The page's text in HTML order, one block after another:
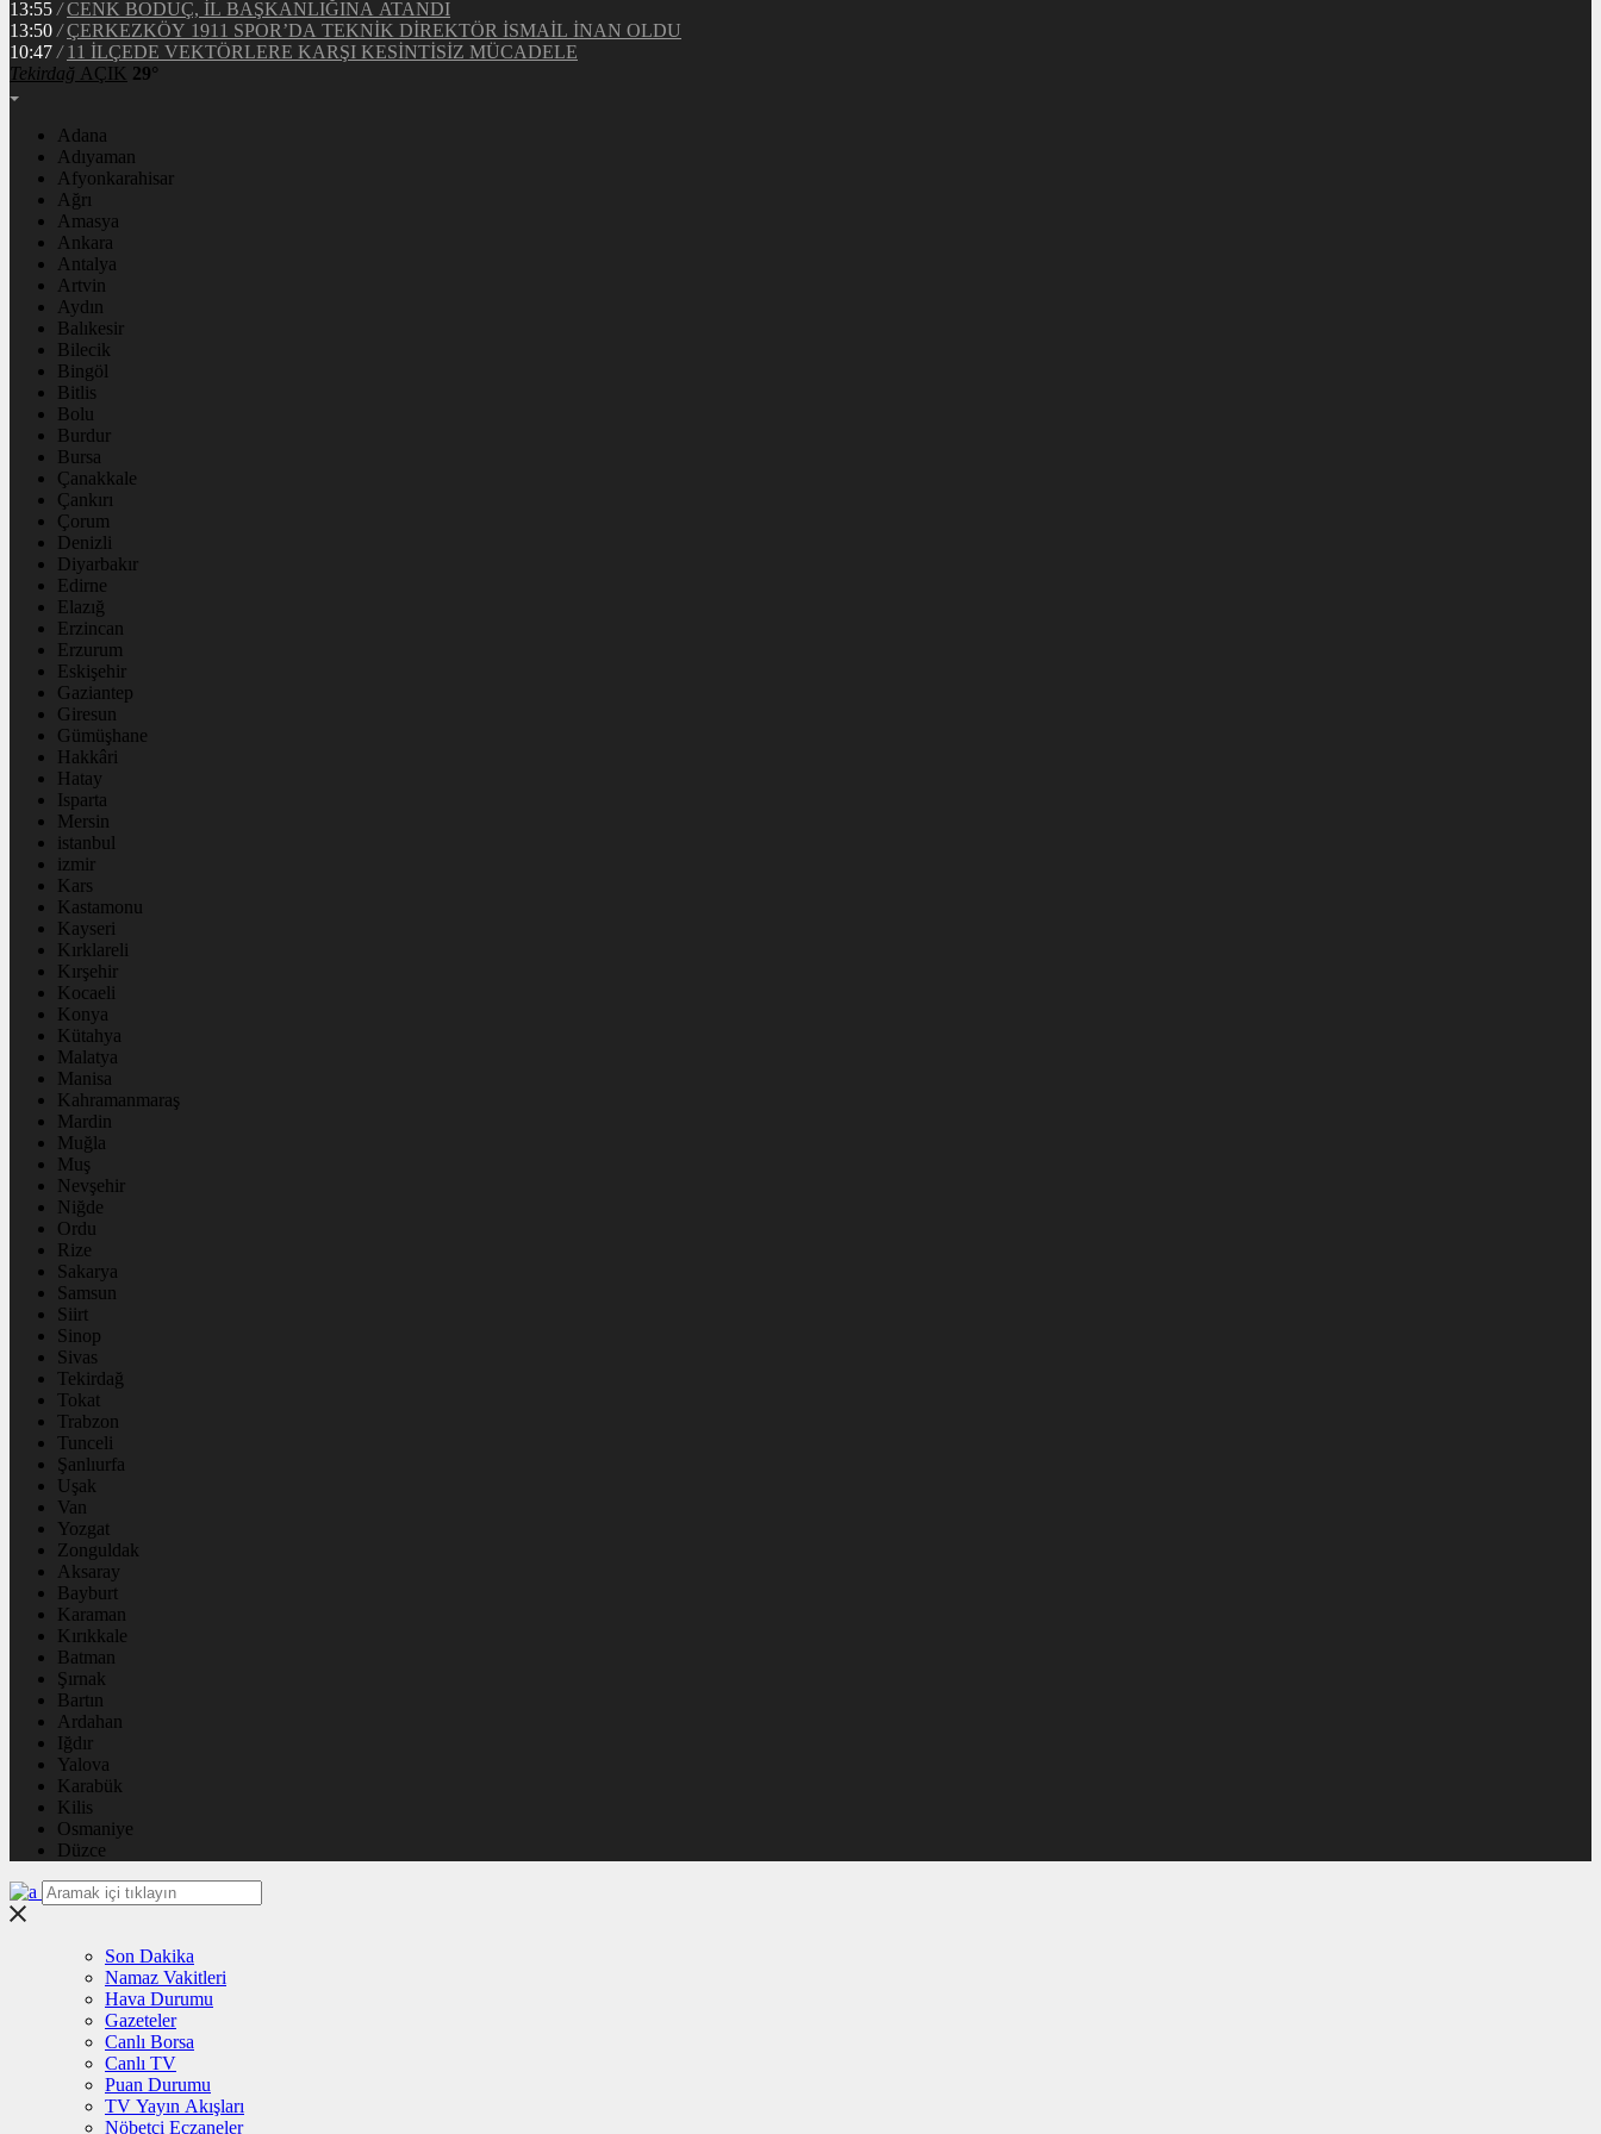
13:55 / CENK BODUÇ, İL BAŞKANLIĞINA ATANDI
13:50 / ÇERKEZKÖY 1911 SPOR’DA TEKNİK DİREKTÖR İSMAİL İNAN OLDU
10:47 / 11 İLÇEDE VEKTÖRLERE KARŞI KESİNTİSİZ MÜCADELE
Tekirdağ AÇIK 29°
Adana
Adıyaman
Afyonkarahisar
Ağrı
Amasya
Ankara
Antalya
Artvin
Aydın
Balıkesir
Bilecik
Bingöl
Bitlis
Bolu
Burdur
Bursa
Çanakkale
Çankırı
Çorum
Denizli
Diyarbakır
Edirne
Elazığ
Erzincan
Erzurum
Eskişehir
Gaziantep
Giresun
Gümüşhane
Hakkâri
Hatay
Isparta
Mersin
istanbul
izmir
Kars
Kastamonu
Kayseri
Kırklareli
Kırşehir
Kocaeli
Konya
Kütahya
Malatya
Manisa
Kahramanmaraş
Mardin
Muğla
Muş
Nevşehir
Niğde
Ordu
Rize
Sakarya
Samsun
Siirt
Sinop
Sivas
Tekirdağ
Tokat
Trabzon
Tunceli
Şanlıurfa
Uşak
Van
Yozgat
Zonguldak
Aksaray
Bayburt
Karaman
Kırıkkale
Batman
Şırnak
Bartın
Ardahan
Iğdır
Yalova
Karabük
Kilis
Osmaniye
Düzce
Son Dakika
Namaz Vakitleri
Hava Durumu
Gazeteler
Canlı Borsa
Canlı TV
Puan Durumu
TV Yayın Akışları
Nöbetçi Eczaneler